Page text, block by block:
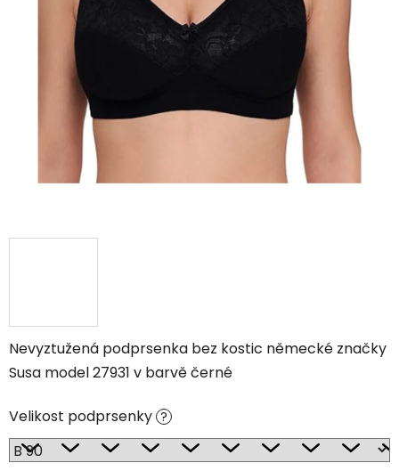
Nevyztužená podprsenka bez kostic německé značky
Susa model 27931 v barvě černé
Velikost podprsenky ?